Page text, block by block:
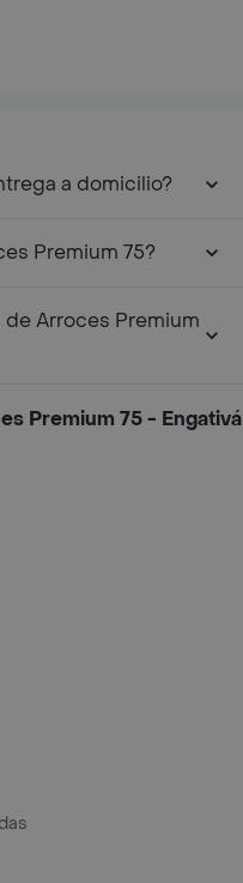
a domicilio?
Premium 75?
Arroces Premium
Premium 75 - Engativá